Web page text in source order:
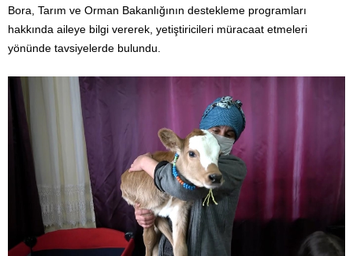
Bora, Tarım ve Orman Bakanlığının destekleme programları
hakkında aileye bilgi vererek, yetiştiricileri müracaat etmeleri
yönünde tavsiyelerde bulundu.